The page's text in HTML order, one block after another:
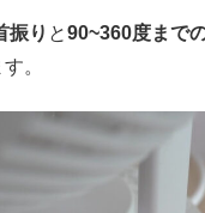
振り と90~360度まで
。